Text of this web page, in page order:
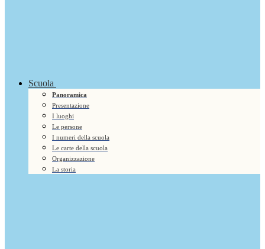
Scuola
Panoramica
Presentazione
I luoghi
Le persone
I numeri della scuola
Le carte della scuola
Organizzazione
La storia